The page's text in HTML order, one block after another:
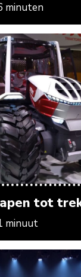
minuten
tot
minuut